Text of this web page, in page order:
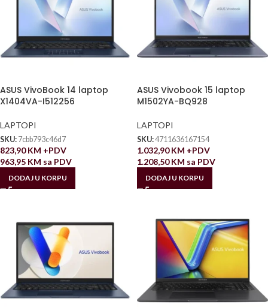
ASUS VivoBook 14 laptop
X1404VA-I512256
LAPTOPI
SKU: 7cbb793c46d7
823,90KM +PDV
963,95 KM sa PDV
DODAJ U KORPU
ASUS Vivobook 15 laptop
M1502YA-BQ928
LAPTOPI
SKU:4711636167154
1.032,90KM +PDV
1.208,50KM sa PDV
DODAJ U KORPU